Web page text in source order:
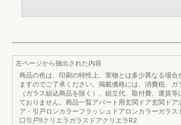
左ページから抽出された内容
商品の色は、印刷の特性上、実物とは多少異なる場合
ますのでご了承ください。掲載価格には、消費税、ガ
（ガラス組込商品を除く）、組立代、取付費、運賃等
ておりません。商品一覧アパート用玄関ドア玄関ドア
ア・引戸ロンカラーフラッシュドアロンカラーガラス
口引戸ⅡクリエラガラスドアクリエラR2